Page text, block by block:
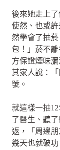
後來她走上
使然、也或
然學會了抽
包！」菸不
方保證煙味
其家人說：
號。
就這樣一抽
了醫生、聽
返，「周邊
幾天也就破